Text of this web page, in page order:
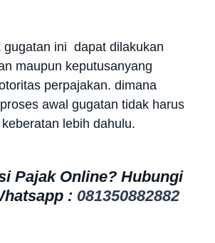
gugatan ini dapat dilakukan
maupun keputusanyang
perpajakan. dimana
awal gugatan tidak harus
lebih dahulu.
Pajak Online? Hubungi
: 081350882882